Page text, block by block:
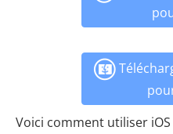
Voici comment utiliser